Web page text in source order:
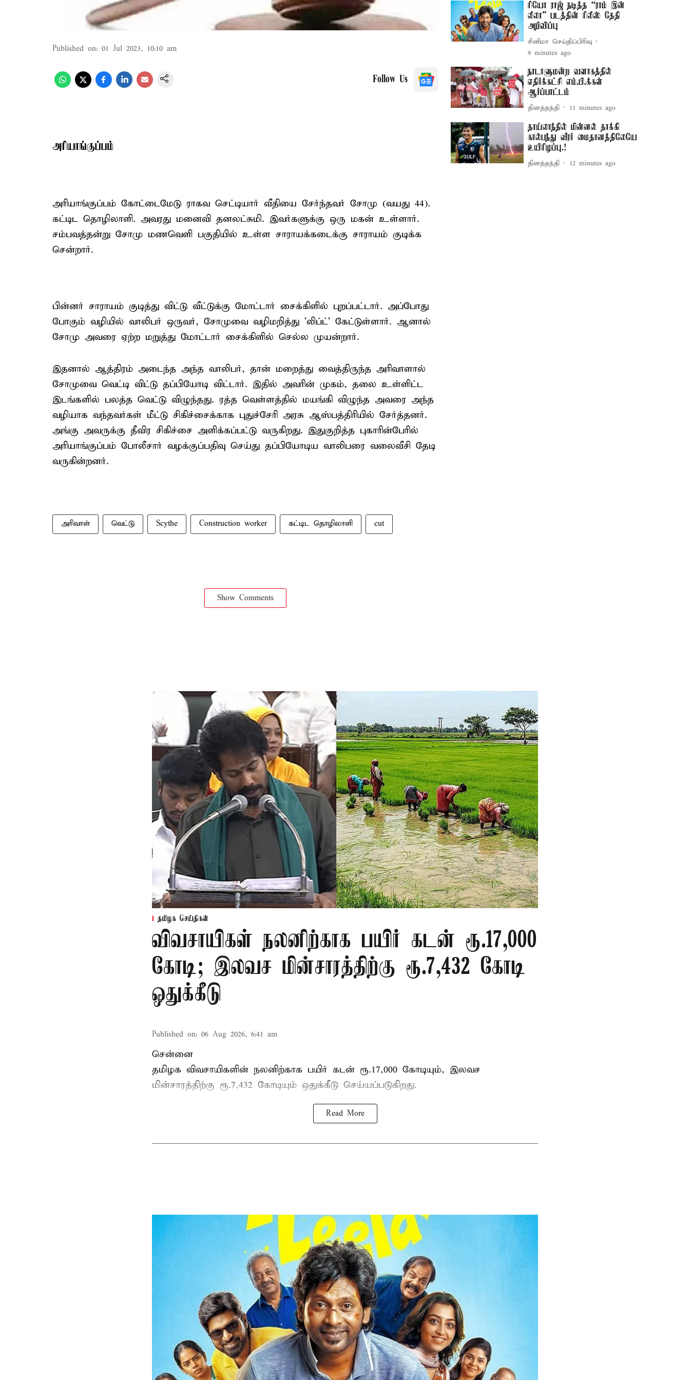
Published on: 01 Jul 2023, 10:10 am
Follow Us
அரியாங்குப்பம்
அரியாங்குப்பம் கோட்டைமேடு ராகவ செட்டியார் வீதியை சேர்ந்தவர் சோமு (வயது 44).
கட்டிட தொழிலாளி. அவரது மனைவி தனலட்சுமி. இவர்களுக்கு ஒரு மகன் உள்ளார்.
சம்பவத்தன்று சோமு மணவெளி பகுதியில் உள்ள சாராயக்கடைக்கு சாராயம் குடிக்க
சென்றார்.
பின்னர் சாராயம் குடித்து விட்டு வீட்டுக்கு மோட்டார் சைக்கிளில் புறப்பட்டார். அப்போது
போகும் வழியில் வாலிபர் ஒருவர், சோமுவை வழிமறித்து 'லிப்ட்' கேட்டுள்ளார். ஆனால்
சோமு அவரை ஏற்ற மறுத்து மோட்டார் சைக்கிளில் செல்ல முயன்றார்.
இதனால் ஆத்திரம் அடைந்த அந்த வாலிபர், தான் மறைத்து வைத்திருந்த அரிவாளால்
சோமுவை வெட்டி விட்டு தப்பியோடி விட்டார். இதில் அவரின் முகம், தலை உள்ளிட்ட
இடங்களில் பலத்த வெட்டு விழுந்தது. ரத்த வெள்ளத்தில் மயங்கி விழுந்த அவரை அந்த
வழியாக வந்தவர்கள் மீட்டு சிகிச்சைக்காக புதுச்சேரி அரசு ஆஸ்பத்திரியில் சேர்த்தனர்.
அங்கு அவருக்கு தீவிர சிகிச்சை அளிக்கப்பட்டு வருகிறது. இதுகுறித்த புகாரின்பேரில்
அரியாங்குப்பம் போலீசார் வழக்குப்பதிவு செய்து தப்பியோடிய வாலிபரை வலைவீசி தேடி
வருகின்றனர்.
அரிவாள் வெட்டு Scythe Construction worker கட்டிட தொழிலாளி cut
Show Comments
ரியோ ராஜ் நடித்த “ராம் இன்
லீலா” படத்தின் ரிலீஸ் தேதி
அறிவிப்பு
சினிமா செய்திப்பிரிவு
9 minutes ago
நாடாளுமன்ற வளாகத்தில்
எதிர்க்கட்சி எம்.பி.க்கள்
ஆர்ப்பாட்டம்
தினத்தந்தி 11 minutes ago
தாய்லாந்தில் மின்னல் தாக்கி
கால்பந்து வீரர் மைதானத்திலேயே
உயிரிழப்பு.!
தினத்தந்தி 12 minutes ago
தமிழக செய்திகள்
விவசாயிகள் நலனிற்காக பயிர் கடன் ரூ.17,000
கோடி; இலவச மின்சாரத்திற்கு ரூ.7,432 கோடி
ஒதுக்கீடு
Published on: 06 Aug 2026, 6:41 am
சென்னை
தமிழக விவசாயிகளின் நலனிற்காக பயிர் கடன் ரூ.17,000 கோடியும், இலவச
மின்சாரத்திற்கு ரூ.7,432 கோடியும் ஒதுக்கீடு செய்யப்படுகிறது.
Read More